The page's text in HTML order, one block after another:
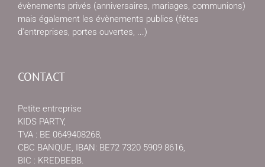
évènements privés (anniversaires, mariages, communions)
mais également les évènements publics (fêtes
d'entreprises, portes ouvertes, ...)
CONTACT
Petite entreprise
KIDS PARTY,
TVA : BE 0649408268,
CBC BANQUE, IBAN: BE72 7320 5909 8616,
BIC : KREDBEBB.